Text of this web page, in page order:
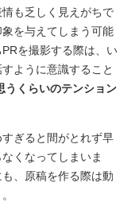
も乏しく見えがちで
を与えてしまう可能
を撮影する際は、い
ように意識すること
うくらいのテンション
ぎると間がとれず早
くなってしまいま
、原稿を作る際は動